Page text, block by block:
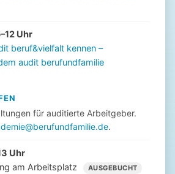
Uhr
beruf&vielfalt kennen –
audit berufundfamilie
für auditierte Arbeitgeber.
.
Uhr
am Arbeitsplatz
AUSGEBUCHT